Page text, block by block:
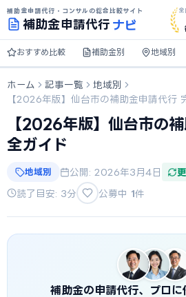
補助金申請代行・コンサルの総合比較サイト
補助金申請代行 ナビ
全
おすすめ比較 補助金別 地域別
ホーム 記事一覧
地域別
【2026年版】仙台市の補助金申請代行
【2026年版】仙台市の
全ガイド
地域別 公開: 2026年3月4日
読了目安: 3分 公募中 1件
補助金の申請代行、プロに